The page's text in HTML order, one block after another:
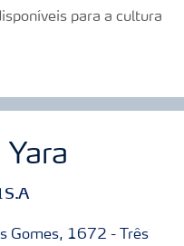
para a cultura
S.A
Gomes, 1672 - Três